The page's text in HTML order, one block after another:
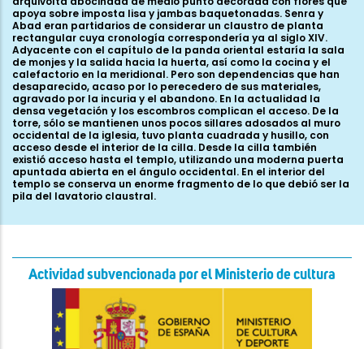
Actividad subvencionada por el Ministerio de cultura